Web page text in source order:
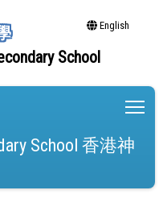
School
English
School 香港神